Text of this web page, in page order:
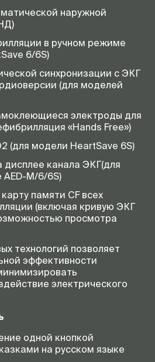
наружной
в ручном режиме
6/6S)
синхронизации с ЭКГ
(для моделей
электроды для
«Hands Free»)
(для модели HeartSave 6S)
канала ЭКГ(для
AED-M/6/6S)
памяти CF всех
(включая кривую ЭКГ
просмотра
технологий позволяет
эффективности
электрического
одной кнопкой
на русском языке